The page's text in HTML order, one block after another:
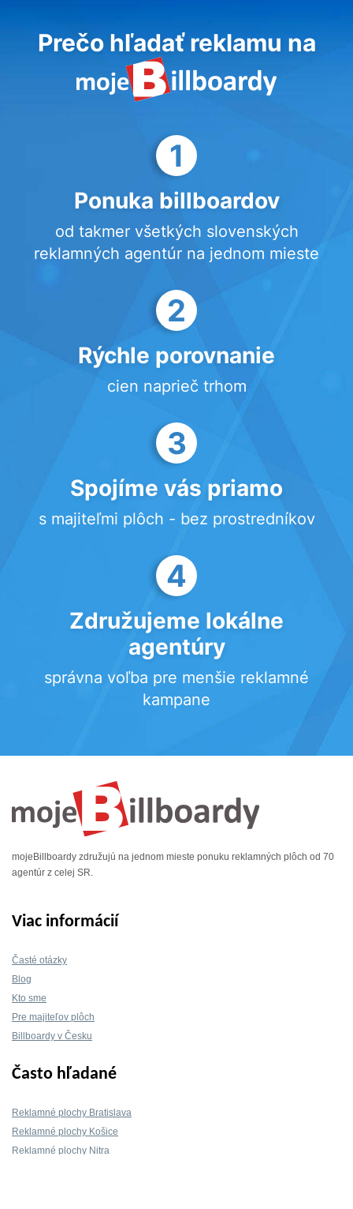
Prečo hľadať reklamu na
1
Ponuka billboardov
od takmer všetkých slovenských
reklamných agentúr na jednom mieste
2
Rýchle porovnanie
cien naprieč trhom
3
Spojíme vás priamo
s majiteľmi plôch - bez prostredníkov
4
Združujeme lokálne
agentúry
správna voľba pre menšie reklamné
kampane
mojeBillboardy združujú na jednom mieste ponuku reklamných plôch od 70
agentúr z celej SR.
Viac informácií
Časté otázky
Blog
Kto sme
Pre majiteľov plôch
Billboardy v Česku
Často hľadané
Reklamné plochy Bratislava
Reklamné plochy Košice
Reklamné plochy Nitra